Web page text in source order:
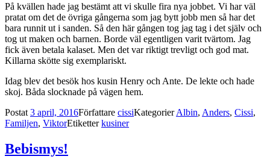
På kvällen hade jag bestämt att vi skulle fira nya jobbet. Vi har väl
pratat om det de övriga gångerna som jag bytt jobb men så har det
bara runnit ut i sanden. Så den här gången tog jag tag i det själv och
tog ut maken och barnen. Borde väl egentligen varit tvärtom. Jag
fick även betala kalaset. Men det var riktigt trevligt och god mat.
Killarna skötte sig exemplariskt.
Idag blev det besök hos kusin Henry och Ante. De lekte och hade
skoj. Båda slocknade på vägen hem.
Postat 3 april, 2016Författare cissiKategorierAlbin, Anders, Cissi,
Familjen, ViktorEtiketterkusiner
Bebismys!